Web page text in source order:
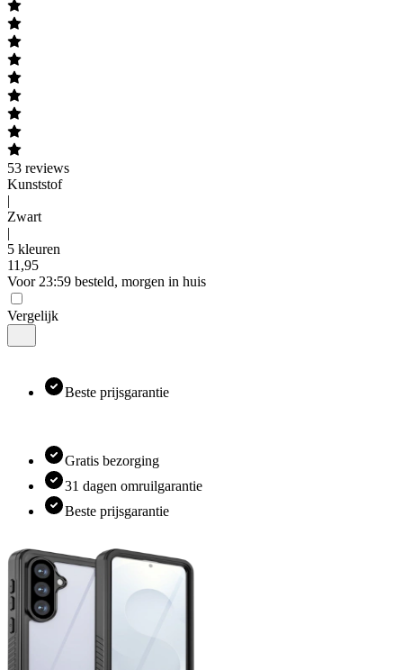
53 reviews
Kunststof
|
Zwart
|
5 kleuren
11 ,95
Voor 23:59 besteld, morgen in huis
Vergelijk
Beste prijsgarantie
Gratis bezorging
31 dagen omruilgarantie
Beste prijsgarantie